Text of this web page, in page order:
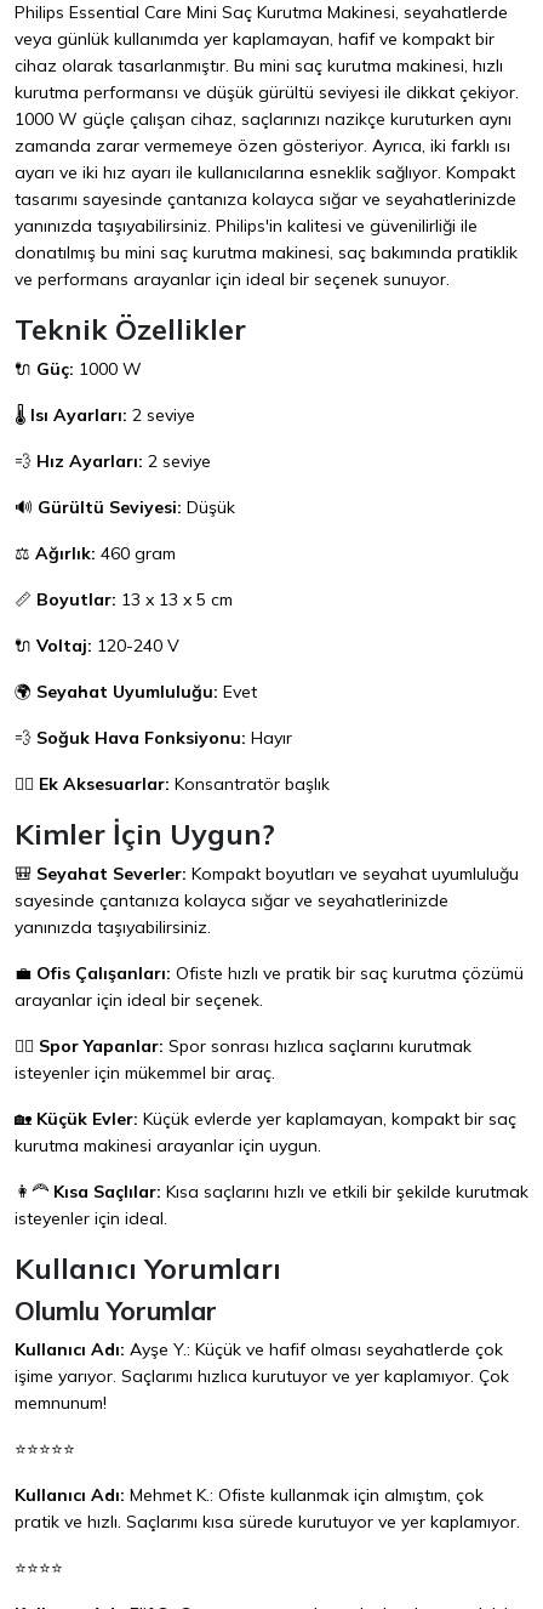
Philips Essential Care Mini Saç Kurutma Makinesi, seyahatlerde
veya günlük kullanımda yer kaplamayan, hafif ve kompakt bir
cihaz olarak tasarlanmıştır. Bu mini saç kurutma makinesi, hızlı
kurutma performansı ve düşük gürültü seviyesi ile dikkat çekiyor.
1000 W güçle çalışan cihaz, saçlarınızı nazikçe kuruturken aynı
zamanda zarar vermemeye özen gösteriyor. Ayrıca, iki farklı ısı
ayarı ve iki hız ayarı ile kullanıcılarına esneklik sağlıyor. Kompakt
tasarımı sayesinde çantanıza kolayca sığar ve seyahatlerinizde
yanınızda taşıyabilirsiniz. Philips'in kalitesi ve güvenilirliği ile
donatılmış bu mini saç kurutma makinesi, saç bakımında pratiklik
ve performans arayanlar için ideal bir seçenek sunuyor.
Teknik Özellikler
🔌 Güç: 1000 W
🌡️ Isı Ayarları: 2 seviye
💨 Hız Ayarları: 2 seviye
🔊 Gürültü Seviyesi: Düşük
⚖️ Ağırlık: 460 gram
📏 Boyutlar: 13 x 13 x 5 cm
🔌 Voltaj: 120-240 V
🌍 Seyahat Uyumluluğu: Evet
💨 Soğuk Hava Fonksiyonu: Hayır
💇‍♀️ Ek Aksesuarlar: Konsantratör başlık
Kimler İçin Uygun?
🎒 Seyahat Severler: Kompakt boyutları ve seyahat uyumluluğu
sayesinde çantanıza kolayca sığar ve seyahatlerinizde
yanınızda taşıyabilirsiniz.
💼 Ofis Çalışanları: Ofiste hızlı ve pratik bir saç kurutma çözümü
arayanlar için ideal bir seçenek.
🏃‍♀️ Spor Yapanlar: Spor sonrası hızlıca saçlarını kurutmak
isteyenler için mükemmel bir araç.
🏡 Küçük Evler: Küçük evlerde yer kaplamayan, kompakt bir saç
kurutma makinesi arayanlar için uygun.
👩‍🦰 Kısa Saçlılar: Kısa saçlarını hızlı ve etkili bir şekilde kurutmak
isteyenler için ideal.
Kullanıcı Yorumları
Olumlu Yorumlar
Kullanıcı Adı: Ayşe Y.: Küçük ve hafif olması seyahatlerde çok
işime yarıyor. Saçlarımı hızlıca kurutuyor ve yer kaplamıyor. Çok
memnunum!
⭐⭐⭐⭐⭐
Kullanıcı Adı: Mehmet K.: Ofiste kullanmak için almıştım, çok
pratik ve hızlı. Saçlarımı kısa sürede kurutuyor ve yer kaplamıyor.
⭐⭐⭐⭐